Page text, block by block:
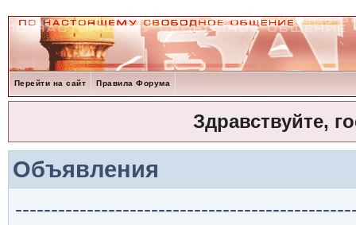
Перейти на сайт Правила Форума
Здравствуйте,
Объявления